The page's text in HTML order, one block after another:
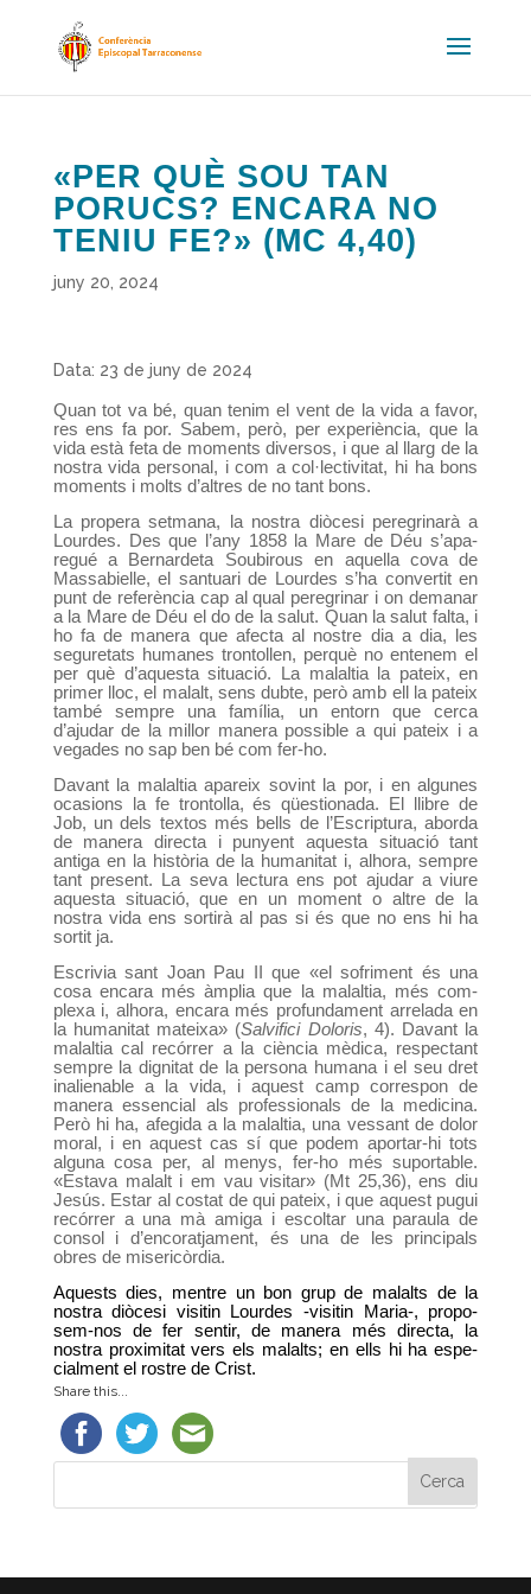
«PER QUÈ SOU TAN
PORUCS? ENCARA NO
TENIU FE?» (MC 4,40)
juny 20, 2024
Data: 23 de juny de 2024
Quan tot va bé, quan tenim el vent de la vida a favor,
res ens fa por. Sabem, però, per experiència, que la
vida està feta de moments diversos, i que al llarg de la
nostra vida personal, i com a col·lectivitat, hi ha bons
moments i molts d’altres de no tant bons.
La propera setmana, la nostra diòcesi peregrinarà a
Lourdes. Des que l’any 1858 la Mare de Déu s’apa­
regué a Bernardeta Soubirous en aquella cova de
Massabielle, el santuari de Lourdes s’ha convertit en
punt de referència cap al qual peregrinar i on de­manar
a la Mare de Déu el do de la salut. Quan la salut falta, i
ho fa de manera que afecta al nostre dia a dia, les
seguretats humanes trontollen, perquè no entenem el
per què d’aquesta situació. La malaltia la pateix, en
primer lloc, el malalt, sens dubte, però amb ell la pateix
també sempre una família, un en­torn que cerca
d’ajudar de la millor manera possible a qui pateix i a
vegades no sap ben bé com fer-ho.
Davant la malaltia apareix sovint la por, i en algu­nes
ocasions la fe trontolla, és qüestionada. El llibre de
Job, un dels textos més bells de l’Escrip­tura, aborda
de manera directa i punyent aquesta situació tant
antiga en la història de la humanitat i, alhora, sempre
tant present. La seva lectura ens pot ajudar a viure
aquesta situació, que en un moment o altre de la
nostra vida ens sortirà al pas si és que no ens hi ha
sortit ja.
Escrivia sant Joan Pau II que «el sofriment és una
cosa encara més àmplia que la malaltia, més com­
plexa i, alhora, encara més profundament arrelada en
la humanitat mateixa» (Salvifici Doloris, 4). Davant la
malaltia cal recórrer a la ciència mèdica, respectant
sempre la dignitat de la persona humana i el seu dret
inalienable a la vida, i aquest camp correspon de
manera essencial als professionals de la medici­na.
Però hi ha, afegida a la malaltia, una vessant de dolor
moral, i en aquest cas sí que podem aportar-hi tots
alguna cosa per, al menys, fer-ho més suporta­ble.
«Estava malalt i em vau visitar» (Mt 25,36), ens diu
Jesús. Estar al costat de qui pateix, i que aquest pugui
recórrer a una mà amiga i escoltar una paraula de
consol i d’encoratjament, és una de les principals
obres de misericòrdia.
Aquests dies, mentre un bon grup de malalts de la
nostra diòcesi visitin Lourdes -visitin Maria-, propo­
sem-nos de fer sentir, de manera més directa, la
nostra proximitat vers els malalts; en ells hi ha espe­
cialment el rostre de Crist.
Share this...